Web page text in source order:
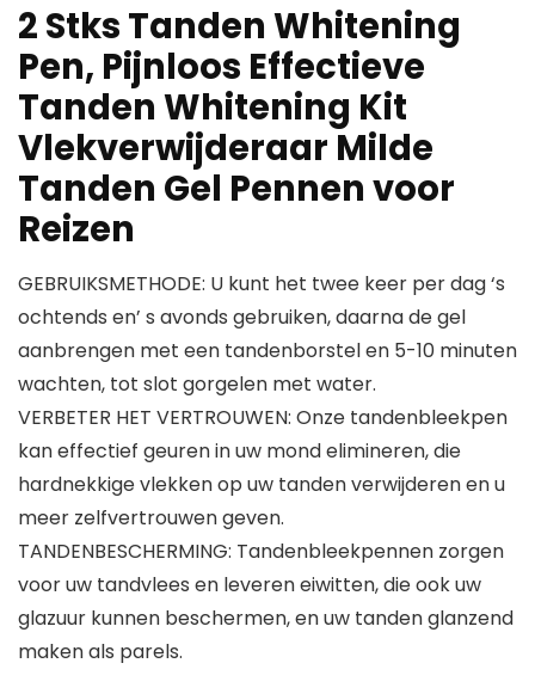
2 Stks Tanden Whitening
Pen, Pijnloos Effectieve
Tanden Whitening Kit
Vlekverwijderaar Milde
Tanden Gel Pennen voor
Reizen
GEBRUIKSMETHODE: U kunt het twee keer per dag ‘s
ochtends en’ s avonds gebruiken, daarna de gel
aanbrengen met een tandenborstel en 5-10 minuten
wachten, tot slot gorgelen met water.
VERBETER HET VERTROUWEN: Onze tandenbleekpen
kan effectief geuren in uw mond elimineren, die
hardnekkige vlekken op uw tanden verwijderen en u
meer zelfvertrouwen geven.
TANDENBESCHERMING: Tandenbleekpennen zorgen
voor uw tandvlees en leveren eiwitten, die ook uw
glazuur kunnen beschermen, en uw tanden glanzend
maken als parels.